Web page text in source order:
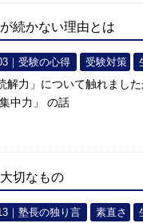
続かない理由とは
｜受験の心得 受験対策
解力」について触れまし
中力」 の話
切なもの
｜塾長の独り言 素直さ